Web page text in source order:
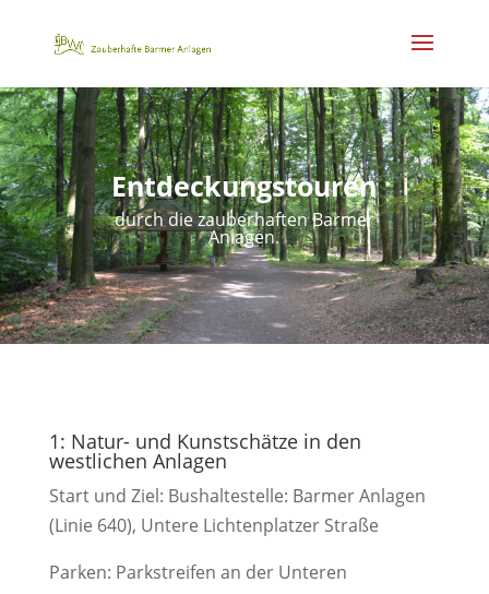
Entdeckungstouren
durch die zauberhaften Barmer
Anlagen.
1: Natur- und Kunstschätze in den
westlichen Anlagen
Start und Ziel: Bushaltestelle: Barmer Anlagen
(Linie 640), Untere Lichtenplatzer Straße
Parken: Parkstreifen an der Unteren